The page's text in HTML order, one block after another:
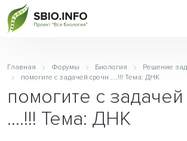
Главная Форумы Биология
Решение
помогите с задачей срочн ....!!! Тема: ДНК
помогите с
....!!! Тема: ДНК